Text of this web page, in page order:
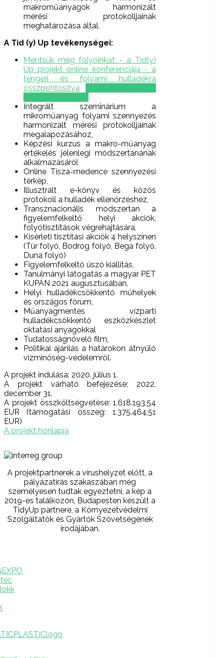
makroműanyagok harmonizált
mérési protokolljainak
meghatározása által.
A Tid (y) Up tevékenységei:
Mentsük meg folyóinkat - a Tid(y)
Up projekt online konferenciája - a
tengeri és folyami hulladékra
összpontosítva
Integrált szeminárium a
mikroműanyag folyami szennyezés
harmonizált mérési protokolljainak
megalapozásához,
Képzési kurzus a makro-műanyag
értékelés jelenlegi módszertanának
alkalmazásáról
Online Tisza-medence szennyezési
térkép,
Illusztrált e-könyv és közös
protokoll a hulladék ellenőrzéshez,
Transznacionális módszertan a
figyelemfelkeltő helyi akciók,
folyótisztítások végrehajtására,
Kísérleti tisztítási akciók 4 helyszínen
(Túr folyó, Bodrog folyó, Bega folyó,
Duna folyó)
Figyelemfelkeltő úszó kiállítás,
Tanulmányi látogatás a magyar PET
KUPÁN 2021 augusztusában,
Helyi hulladékcsökkentő műhelyek
és országos fórum,
Műanyagmentes vízparti
hulladékcsökkentő eszközkészlet
oktatási anyagokkal
Tudatosságnövelő film,
Politikai ajánlás a határokon átnyúló
vízminőség-védelemről.
A projekt indulása: 2020. július 1.
A projekt várható befejezése: 2022.
december 31.
A projekt összköltségvetése: 1.618.193,54
EUR (támogatási összeg: 1.375.464,51
EUR)
A projekt honlapja
A projektpartnerek a vírushelyzet előtt, a
pályázatírás szakaszában még
személyesen tudtak egyeztetni, a kép a
2019-es találkozón, Budapesten készült a
TidyUp partnere, a Környezetvédelmi
Szolgáltatók és Gyártók Szövetségének
irodájában.